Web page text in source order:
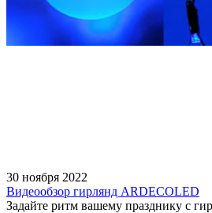
30 ноября 2022
Видеообзор гирлянд ARDECOLED
Задайте ритм вашему празднику с